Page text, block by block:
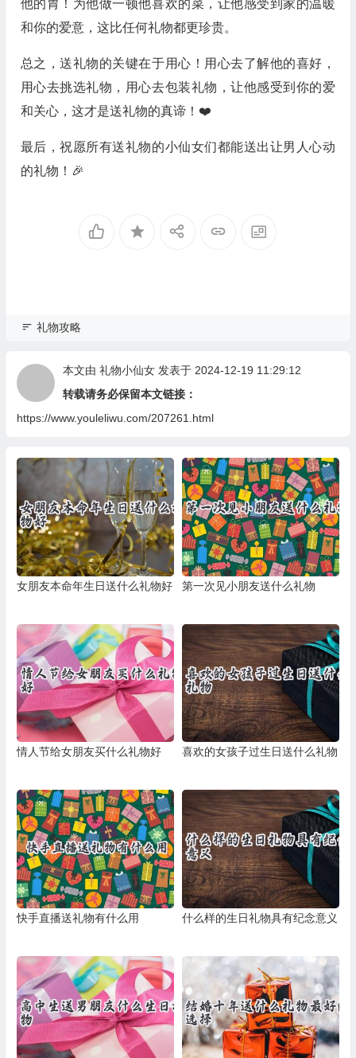
他的胃！为他做一顿他喜欢的菜，让他感受到家的温暖
和你的爱意，这比任何礼物都更珍贵。
总之，送礼物的关键在于用心！用心去了解他的喜好，
用心去挑选礼物，用心去包装礼物，让他感受到你的爱
和关心，这才是送礼物的真谛！❤️
最后，祝愿所有送礼物的小仙女们都能送出让男人心动
的礼物！🎉
礼物攻略
本文由 礼物小仙女发表于 2024-12-19 11:29:12
转载请务必保留本文链接：
https://www.youleliwu.com/207261.html
女朋友本命年生日送什么礼物好 第一次见小朋友送什么礼物
情人节给女朋友买什么礼物好 喜欢的女孩子过生日送什么礼物
快手直播送礼物有什么用 什么样的生日礼物具有纪念意义